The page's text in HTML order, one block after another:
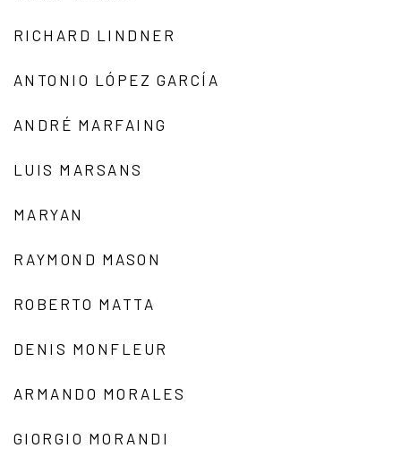
RICHARD LINDNER
ANTONIO LÓPEZ GARCÍA
ANDRÉ MARFAING
LUIS MARSANS
MARYAN
RAYMOND MASON
ROBERTO MATTA
DENIS MONFLEUR
ARMANDO MORALES
GIORGIO MORANDI